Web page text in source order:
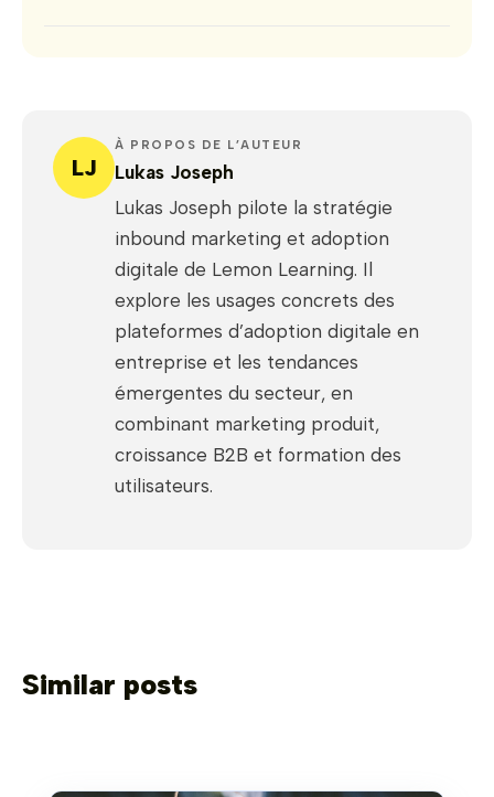
LJ
À PROPOS DE L’AUTEUR
Lukas Joseph
Lukas Joseph pilote la stratégie
inbound marketing et adoption
digitale de Lemon Learning. Il
explore les usages concrets des
plateformes d’adoption digitale en
entreprise et les tendances
émergentes du secteur, en
combinant marketing produit,
croissance B2B et formation des
utilisateurs.
Similar posts